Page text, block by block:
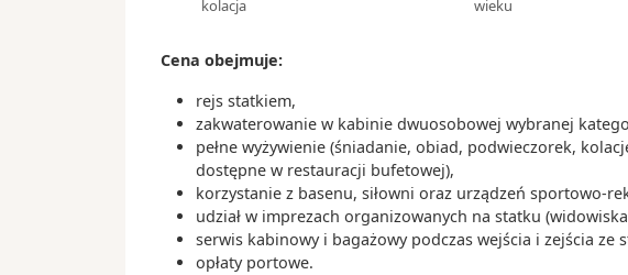
kolacja
wieku
Cena obejmuje:
rejs statkiem,
zakwaterowanie w kabinie dwuosobowej wybranej
pełne wyżywienie (śniadanie, obiad, podwieczorek,
dostępne w restauracji bufetowej),
korzystanie z basenu, siłowni oraz urządzeń sportowo-
udział w imprezach organizowanych na statku
serwis kabinowy i bagażowy podczas wejścia i zejścia ze
opłaty portowe.